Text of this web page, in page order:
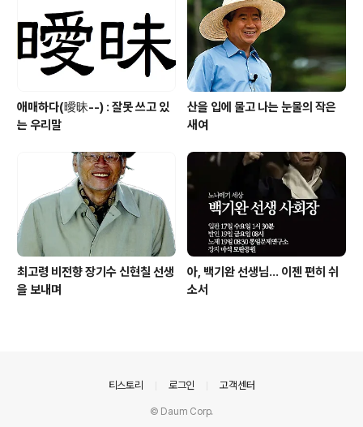
애매하다(曖昧--) : 잘못 쓰고 있
는 우리말
산을 입에 물고 나는 눈물의 작은
새여
최고령 비전향 장기수 신현칠 선생
을 보내며
아, 백기완 선생님... 이젠 편히 쉬
소서
티스토리 로그인 고객센터
© Daum Corp.